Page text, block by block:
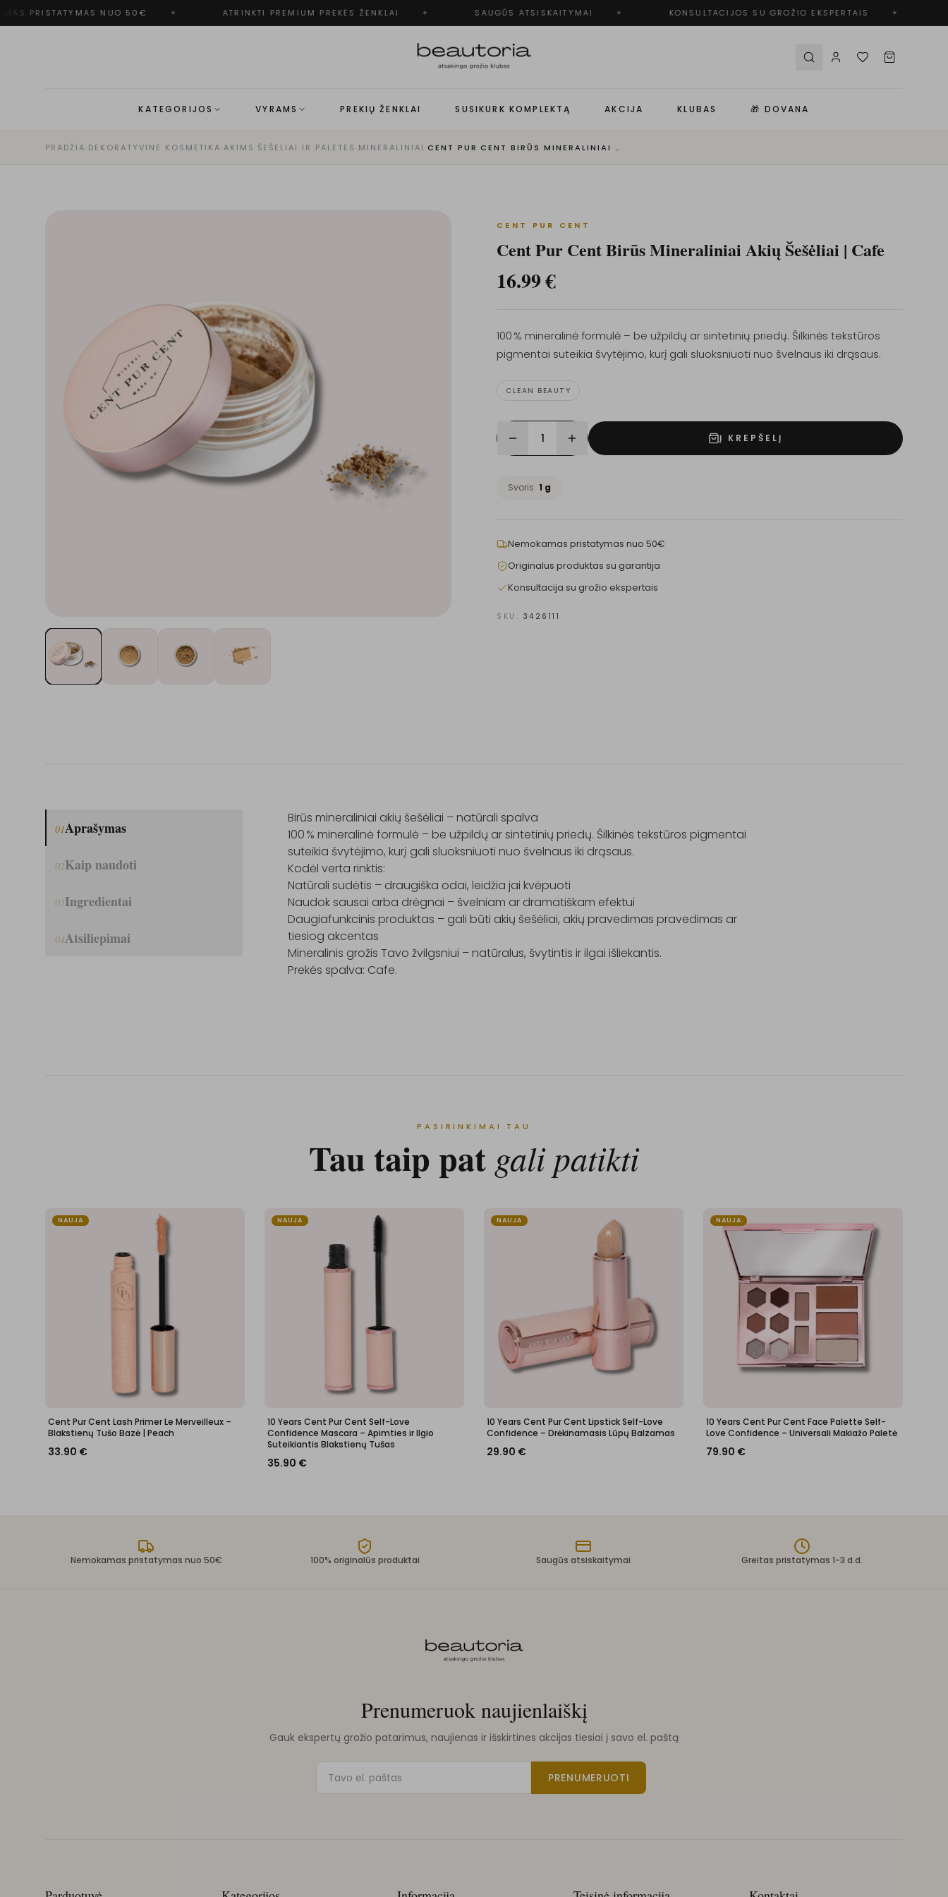
PRISTATYMAS NUO 50€ ATRINKTI PREMIUM PREKĖS ŽENKLAI SAUGŪS ATSISKAITYMAI KONSULTACIJOS SU GROŽIO EKSPERTAIS
KATEGORIJOS VYRAMS PREKIŲ ŽENKLAI SUSIKURK KOMPLEKTĄ AKCIJA KLUBAS 🎁 DOVANA
PRADŽIA·DEKORATYVINĖ KOSMETIKA·AKIMS ·ŠEŠĖLIAI IR PALETĖS ·MINERALINIAI · CENT PUR CENT BIRŪS MINERALINIAI AKIŲ ŠEŠĖLIAI | CAFE
CENT PUR CENT
Cent Pur Cent Birūs Mineraliniai Akių Šešėliai | Cafe
16.99€
100 % mineralinė formulė – be užpildų ar sintetinių priedų. Šilkinės tekstūros
pigmentai suteikia švytėjimo, kurį gali sluoksniuoti nuo švelnaus iki drąsaus.
CLEAN BEAUTY
1 Į KREPŠELĮ
Svoris 1 g
Nemokamas pristatymas nuo 50€
Originalus produktas su garantija
Konsultacija su grožio ekspertais
SKU: 3426111
01Aprašymas
02Kaip naudoti
03Ingredientai
04Atsiliepimai
Birūs mineraliniai akių šešėliai – natūrali spalva
100 % mineralinė formulė – be užpildų ar sintetinių priedų. Šilkinės tekstūros pigmentai
suteikia švytėjimo, kurį gali sluoksniuoti nuo švelnaus iki drąsaus.
Kodėl verta rinktis:
Natūrali sudėtis – draugiška odai, leidžia jai kvėpuoti
Naudok sausai arba drėgnai – švelniam ar dramatiškam efektui
Daugiafunkcinis produktas – gali būti akių šešėliai, akių pravedimas pravedimas ar
tiesiog akcentas
Mineralinis grožis Tavo žvilgsniui – natūralus, švytintis ir ilgai išliekantis.
Prekės spalva: Cafe.
PASIRINKIMAI TAU
Tau taip pat gali patikti
NAUJA
Cent Pur Cent Lash Primer Le Merveilleux –
Blakstienų Tušo Bazė | Peach
33.90 €
NAUJA
10 Years Cent Pur Cent Self-Love
Confidence Mascara – Apimties ir Ilgio
Suteikiantis Blakstienų Tušas
35.90 €
NAUJA
10 Years Cent Pur Cent Lipstick Self-Love
Confidence – Drėkinamasis Lūpų Balzamas
29.90 €
NAUJA
10 Years Cent Pur Cent Face Palette Self-
Love Confidence – Universali Makiažo Paletė
79.90 €
Nemokamas pristatymas nuo 50€ 100% originalūs produktai Saugūs atsiskaitymai Greitas pristatymas 1-3 d.d.
Prenumeruok naujienlaiškį
Gauk ekspertų grožio patarimus, naujienas ir išskirtines akcijas tiesiai į savo el. paštą
PRENUMERUOTI